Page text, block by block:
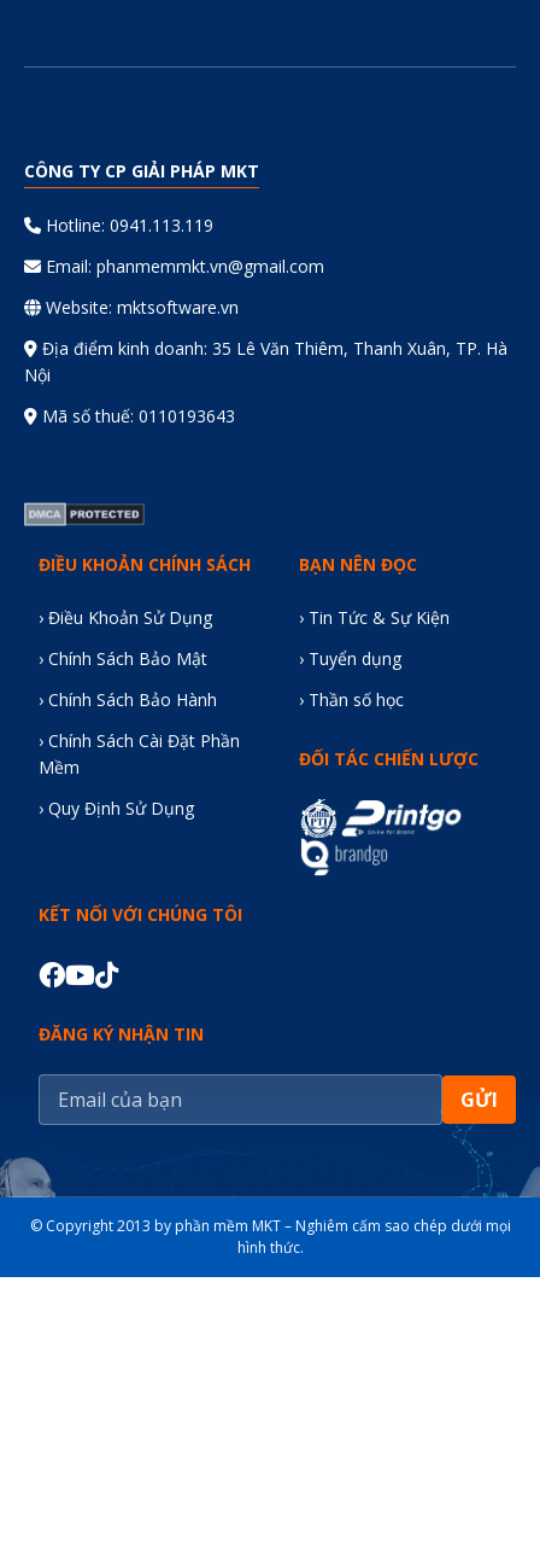
CÔNG TY CP GIẢI PHÁP MKT
Hotline: 0941.113.119
Email: phanmemmkt.vn@gmail.com
Website: mktsoftware.vn
Địa điểm kinh doanh: 35 Lê Văn Thiêm, Thanh Xuân, TP. Hà
Nội
Mã số thuế: 0110193643
ĐIỀU KHOẢN CHÍNH SÁCH
› Điều Khoản Sử Dụng
› Chính Sách Bảo Mật
› Chính Sách Bảo Hành
› Chính Sách Cài Đặt Phần
Mềm
› Quy Định Sử Dụng
BẠN NÊN ĐỌC
› Tin Tức & Sự Kiện
› Tuyển dụng
› Thần số học
ĐỐI TÁC CHIẾN LƯỢC
KẾT NỐI VỚI CHÚNG TÔI
ĐĂNG KÝ NHẬN TIN
GỬI
© Copyright 2013 by phần mềm MKT – Nghiêm cấm sao chép dưới mọi
hình thức.